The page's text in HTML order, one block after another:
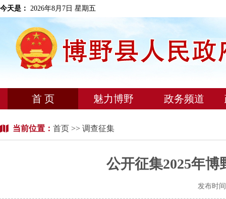
今天是： 2026年8月7日 星期五
首 页 魅力博野 政务频道
当前位置： 首页 >> 调查征集
公开征集2025年
发布时